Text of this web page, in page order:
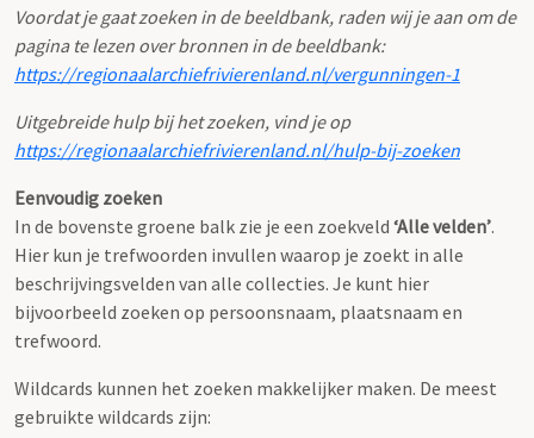
Voordat je gaat zoeken in de beeldbank, raden wij je aan om de
pagina te lezen over bronnen in de beeldbank:
https://regionaalarchiefrivierenland.nl/vergunningen-1
Uitgebreide hulp bij het zoeken, vind je op
https://regionaalarchiefrivierenland.nl/hulp-bij-zoeken
Eenvoudig zoeken
In de bovenste groene balk zie je een zoekveld ‘Alle velden’.
Hier kun je trefwoorden invullen waarop je zoekt in alle
beschrijvingsvelden van alle collecties. Je kunt hier
bijvoorbeeld zoeken op persoonsnaam, plaatsnaam en
trefwoord.
Wildcards kunnen het zoeken makkelijker maken. De meest
gebruikte wildcards zijn: